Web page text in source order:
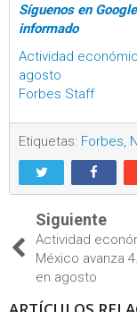
Síguenos en
informado
Actividad
agosto
Forbes Staff
Etiquetas: Forbes
Siguiente
Actividad
México avanza
en agosto